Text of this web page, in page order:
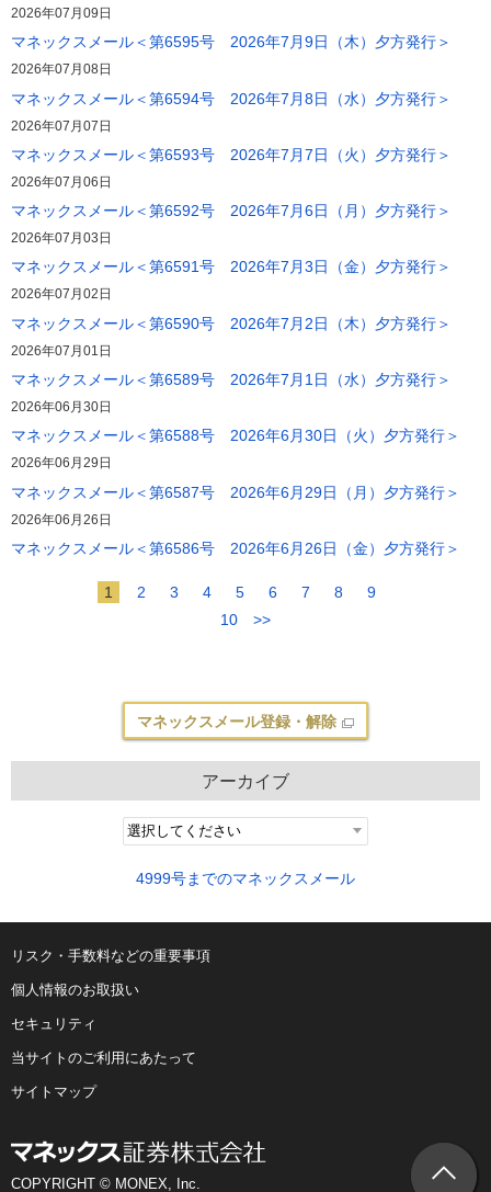
2026年07月09日
マネックスメール＜第6595号 2026年7月9日（木）夕方発行＞
2026年07月08日
マネックスメール＜第6594号 2026年7月8日（水）夕方発行＞
2026年07月07日
マネックスメール＜第6593号 2026年7月7日（火）夕方発行＞
2026年07月06日
マネックスメール＜第6592号 2026年7月6日（月）夕方発行＞
2026年07月03日
マネックスメール＜第6591号 2026年7月3日（金）夕方発行＞
2026年07月02日
マネックスメール＜第6590号 2026年7月2日（木）夕方発行＞
2026年07月01日
マネックスメール＜第6589号 2026年7月1日（水）夕方発行＞
2026年06月30日
マネックスメール＜第6588号 2026年6月30日（火）夕方発行＞
2026年06月29日
マネックスメール＜第6587号 2026年6月29日（月）夕方発行＞
2026年06月26日
マネックスメール＜第6586号 2026年6月26日（金）夕方発行＞
1 2 3 4 5 6 7 8
9
10
>>
マネックスメール登録・解除
アーカイブ
4999号までのマネックスメール
リスク・手数料などの重要事項
個人情報のお取扱い
セキュリティ
当サイトのご利用にあたって
サイトマップ
COPYRIGHT © MONEX, Inc.